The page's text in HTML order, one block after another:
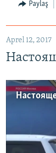
Paylaş
Aprel 12, 2017
No